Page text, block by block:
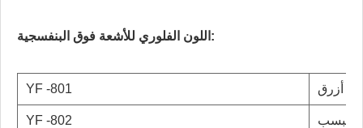
اللون الفلوري للأشعة فوق البنفسجية:
YF -801 أزرق
YF -802